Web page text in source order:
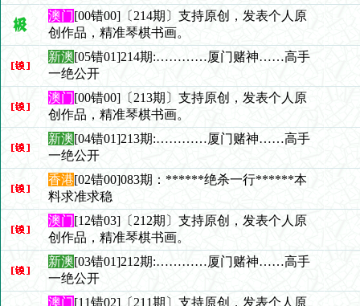
澳门[00错00]〔214期〕支持原创，发表个人原
创作品，精准琴棋书画。
新澳[05错01]214期:…………厦门赌神……高手
一绝公开
澳门[00错00]〔213期〕支持原创，发表个人原
创作品，精准琴棋书画。
新澳[04错01]213期:…………厦门赌神……高手
一绝公开
香港[02错00]083期：******绝杀一行******本
料求准求稳
澳门[12错03]〔212期〕支持原创，发表个人原
创作品，精准琴棋书画。
新澳[03错01]212期:…………厦门赌神……高手
一绝公开
澳门[11错02]〔211期〕支持原创，发表个人原